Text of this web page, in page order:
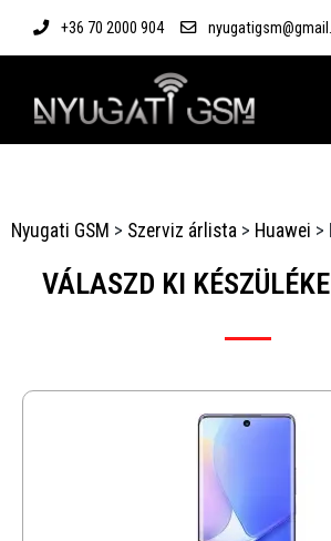
+36 70 2000 904
Nyugati GSM > Szerviz árlista > Huawei >
VÁLASZD KI